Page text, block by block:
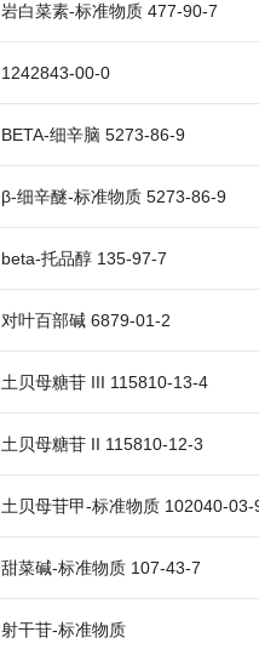
岩白菜素-标准物质 477-90-7
1242843-00-0
BETA-细辛脑 5273-86-9
β-细辛醚-标准物质 5273-86-9
beta-托品醇 135-97-7
对叶百部碱 6879-01-2
土贝母糖苷 III 115810-13-4
土贝母糖苷 II 115810-12-3
土贝母苷甲-标准物质 102040-03-
甜菜碱-标准物质 107-43-7
射干苷-标准物质